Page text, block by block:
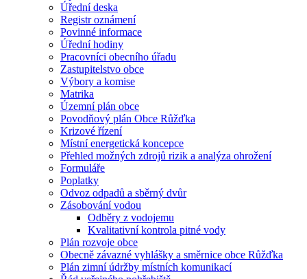
Úřední deska
Registr oznámení
Povinné informace
Úřední hodiny
Pracovníci obecního úřadu
Zastupitelstvo obce
Výbory a komise
Matrika
Územní plán obce
Povodňový plán Obce Růžďka
Krizové řízení
Místní energetická koncepce
Přehled možných zdrojů rizik a analýza ohrožení
Formuláře
Poplatky
Odvoz odpadů a sběrný dvůr
Zásobování vodou
Odběry z vodojemu
Kvalitativní kontrola pitné vody
Plán rozvoje obce
Obecně závazné vyhlášky a směrnice obce Růžďka
Plán zimní údržby místních komunikací